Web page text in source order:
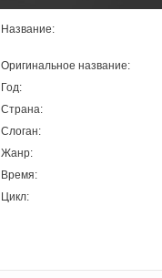
Название:
Оригинальное название:
Год:
Страна:
Слоган:
Жанр:
Время:
Цикл: